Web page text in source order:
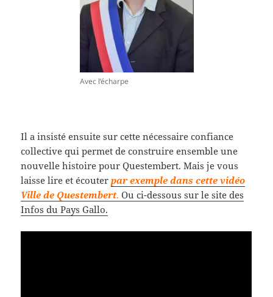
Avec l’écharpe
Il a insisté ensuite sur cette nécessaire confiance
collective qui permet de construire ensemble une
nouvelle histoire pour Questembert. Mais je vous
laisse lire et écouter par exemple dans cette vidéo
Ville de Questembert.Ou ci-dessous sur le site des
Infos du Pays Gallo.